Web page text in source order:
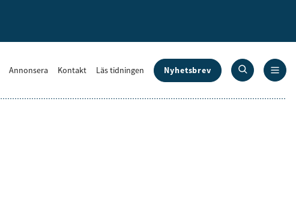
Annonsera Kontakt Läs tidningen Nyhetsbrev